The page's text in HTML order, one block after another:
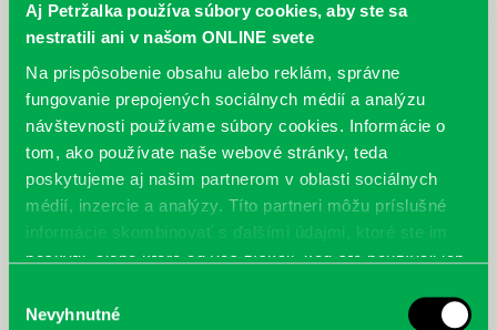
Aj Petržalka používa súbory cookies, aby ste sa
nestratili ani v našom ONLINE svete
Na prispôsobenie obsahu alebo reklám, správne
fungovanie prepojených sociálnych médií a analýzu
návštevnosti používame súbory cookies. Informácie o
tom, ako používate naše webové stránky, teda
poskytujeme aj našim partnerom v oblasti sociálnych
médií, inzercie a analýzy. Títo partneri môžu príslušné
informácie skombinovať s ďalšími údajmi, ktoré ste im
poskytli, alebo ktoré od vás získali, keď ste používali ich
súhlasu
Nevyhnutné